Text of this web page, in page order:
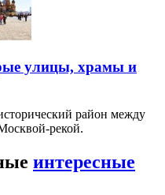
улицы, храмы и
район между
рекой.
интересные